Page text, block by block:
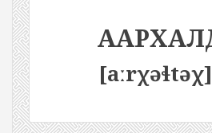
[aːrχəɬtəχ]